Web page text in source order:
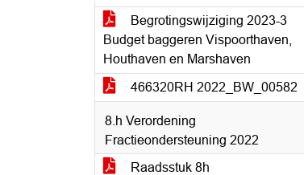
Begrotingswijziging 2023-3
Budget baggeren Vispoorthaven,
Houthaven en Marshaven
466320RH 2022_BW_00582
8.h Verordening
Fractieondersteuning 2022
Raadsstuk 8h